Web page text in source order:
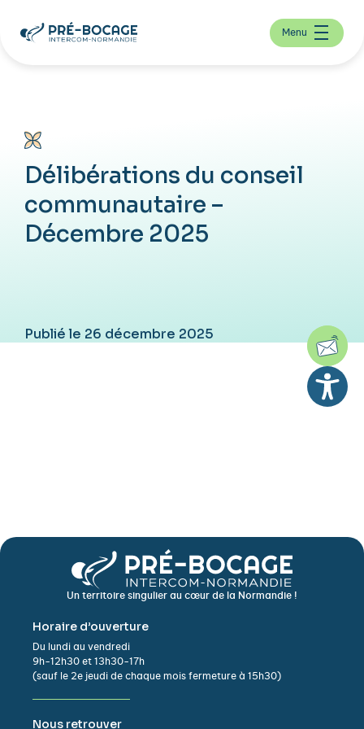
Menu
Délibérations du conseil
communautaire –
Décembre 2025
Publié le 26 décembre 2025
Un territoire singulier au cœur de la Normandie !
Horaire d’ouverture
Du lundi au vendredi
9h-12h30 et 13h30-17h
(sauf le 2e jeudi de chaque mois fermeture à 15h30)
Nous retrouver